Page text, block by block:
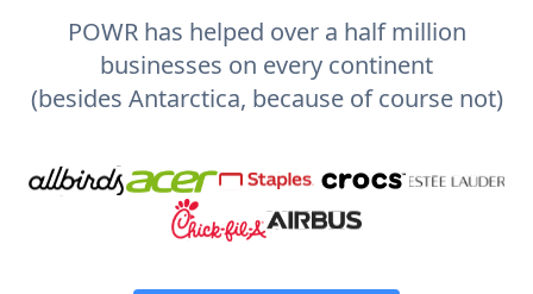
POWR has helped over a half million
businesses on every continent
(besides Antarctica, because of course not)